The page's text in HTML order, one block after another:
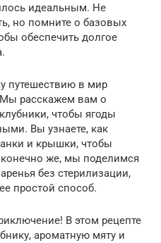
идеальным. Не
но помните о базовых
обеспечить долгое
путешествию в мир
расскажем вам о
чтобы ягоды
Вы узнаете, как
и крышки, чтобы
же, мы поделимся
без стерилизации,
простой способ.
В этом рецепте
ароматную мяту и